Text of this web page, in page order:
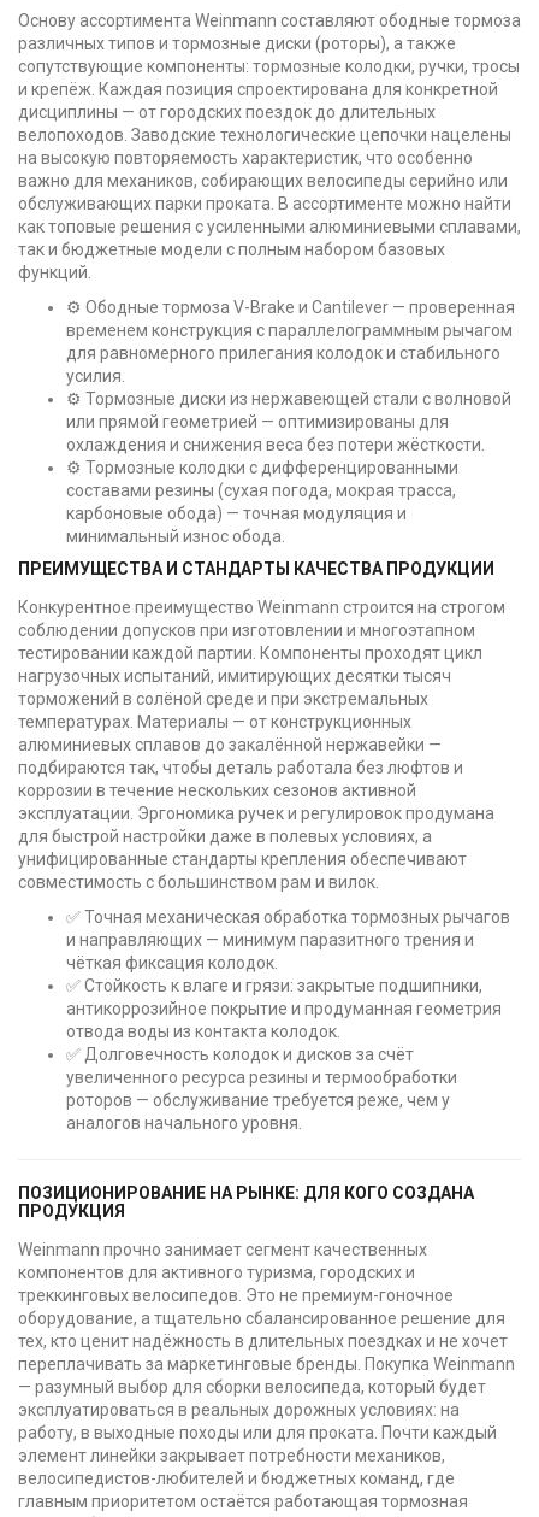
Основу ассортимента Weinmann составляют ободные тормоза
различных типов и тормозные диски (роторы), а также
сопутствующие компоненты: тормозные колодки, ручки, тросы
и крепёж. Каждая позиция спроектирована для конкретной
дисциплины — от городских поездок до длительных
велопоходов. Заводские технологические цепочки нацелены
на высокую повторяемость характеристик, что особенно
важно для механиков, собирающих велосипеды серийно или
обслуживающих парки проката. В ассортименте можно найти
как топовые решения с усиленными алюминиевыми сплавами,
так и бюджетные модели с полным набором базовых
функций.
⚙️ Ободные тормоза V-Brake и Cantilever — проверенная
временем конструкция с параллелограммным рычагом
для равномерного прилегания колодок и стабильного
усилия.
⚙️ Тормозные диски из нержавеющей стали с волновой
или прямой геометрией — оптимизированы для
охлаждения и снижения веса без потери жёсткости.
⚙️ Тормозные колодки с дифференцированными
составами резины (сухая погода, мокрая трасса,
карбоновые обода) — точная модуляция и
минимальный износ обода.
ПРЕИМУЩЕСТВА И СТАНДАРТЫ КАЧЕСТВА ПРОДУКЦИИ
Конкурентное преимущество Weinmann строится на строгом
соблюдении допусков при изготовлении и многоэтапном
тестировании каждой партии. Компоненты проходят цикл
нагрузочных испытаний, имитирующих десятки тысяч
торможений в солёной среде и при экстремальных
температурах. Материалы — от конструкционных
алюминиевых сплавов до закалённой нержавейки —
подбираются так, чтобы деталь работала без люфтов и
коррозии в течение нескольких сезонов активной
эксплуатации. Эргономика ручек и регулировок продумана
для быстрой настройки даже в полевых условиях, а
унифицированные стандарты крепления обеспечивают
совместимость с большинством рам и вилок.
✅ Точная механическая обработка тормозных рычагов
и направляющих — минимум паразитного трения и
чёткая фиксация колодок.
✅ Стойкость к влаге и грязи: закрытые подшипники,
антикоррозийное покрытие и продуманная геометрия
отвода воды из контакта колодок.
✅ Долговечность колодок и дисков за счёт
увеличенного ресурса резины и термообработки
роторов — обслуживание требуется реже, чем у
аналогов начального уровня.
ПОЗИЦИОНИРОВАНИЕ НА РЫНКЕ: ДЛЯ КОГО СОЗДАНА
ПРОДУКЦИЯ
Weinmann прочно занимает сегмент качественных
компонентов для активного туризма, городских и
треккинговых велосипедов. Это не премиум-гоночное
оборудование, а тщательно сбалансированное решение для
тех, кто ценит надёжность в длительных поездках и не хочет
переплачивать за маркетинговые бренды. Покупка Weinmann
— разумный выбор для сборки велосипеда, который будет
эксплуатироваться в реальных дорожных условиях: на
работу, в выходные походы или для проката. Почти каждый
элемент линейки закрывает потребности механиков,
велосипедистов-любителей и бюджетных команд, где
главным приоритетом остаётся работающая тормозная